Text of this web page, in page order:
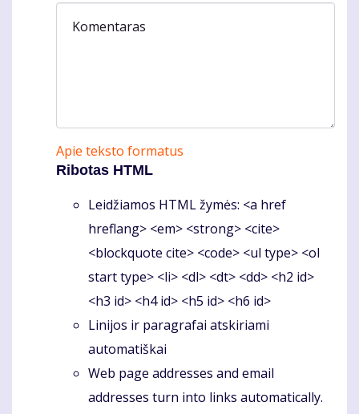
Komentaras
Apie teksto formatus
Ribotas HTML
Leidžiamos HTML žymės: <a href
hreflang> <em> <strong> <cite>
<blockquote cite> <code> <ul type> <ol
start type> <li> <dl> <dt> <dd> <h2 id>
<h3 id> <h4 id> <h5 id> <h6 id>
Linijos ir paragrafai atskiriami
automatiškai
Web page addresses and email
addresses turn into links automatically.